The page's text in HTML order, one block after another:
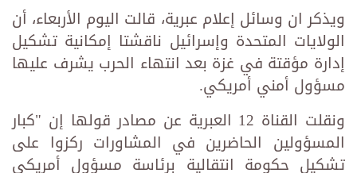
ويذكر ان وسائل إعلام عبرية، قالت اليوم الأربعاء، أن
الولايات المتحدة وإسرائيل ناقشتا إمكانية تشكيل
إدارة مؤقتة في غزة بعد انتهاء الحرب يشرف عليها
مسؤول أمني أمريكي.
ونقلت القناة 12 العبرية عن مصادر قولها إن "كبار
المسؤولين الحاضرين في المشاورات ركزوا على
تشكيل حكومة انتقالية برئاسة مسؤول أمريكي